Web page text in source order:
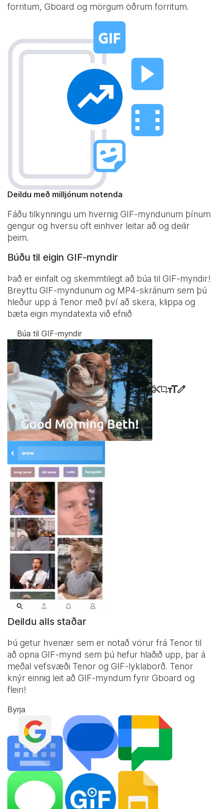
forritum, Gboard og mörgum öðrum forritum.
Deildu með milljónum notenda
Fáðu tilkynningu um hvernig GIF-myndunum þínum
gengur og hversu oft einhver leitar að og deilir
þeim.
Búðu til eigin GIF-myndir
Það er einfalt og skemmtilegt að búa til GIF-myndir!
Breyttu GIF-myndunum og MP4-skránum sem þú
hleður upp á Tenor með því að skera, klippa og
bæta eigin myndatexta við efnið
Búa til GIF-myndir
Deildu alls staðar
Þú getur hvenær sem er notað vörur frá Tenor til
að opna GIF-mynd sem þú hefur hlaðið upp, þar á
meðal vefsvæði Tenor og GIF-lyklaborð. Tenor
knýr einnig leit að GIF-myndum fyrir Gboard og
fleiri!
Byrja